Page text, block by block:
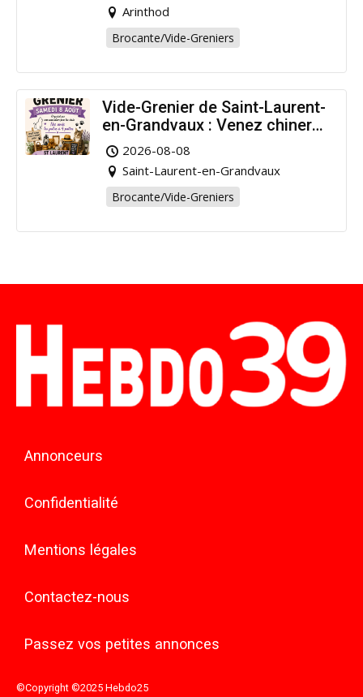
Arinthod
Brocante/Vide-Greniers
Vide-Grenier de Saint-Laurent-
en-Grandvaux : Venez chiner
pour la bonne cause !
2026-08-08
Saint-Laurent-en-Grandvaux
Brocante/Vide-Greniers